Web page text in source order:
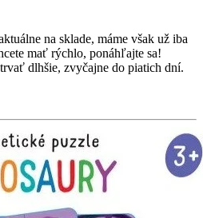
na sklade, máme však už iba
mať rýchlo, ponáhľajte sa!
dlhšie, zvyčajne do piatich dní.